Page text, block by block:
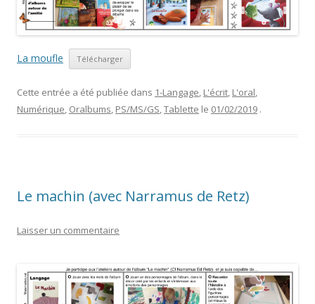
La moufle Télécharger
Cette entrée a été publiée dans 1-Langage, L'écrit, L'oral,
Numérique, Oralbums, PS/MS/GS,Tablette le 01/02/2019 .
Le machin (avec Narramus de Retz)
Laisser un commentaire